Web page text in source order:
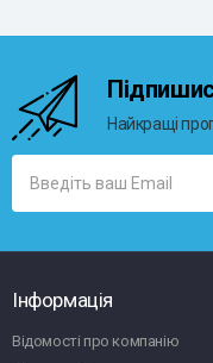
Найкращі
Інформація
Відомості про компанію